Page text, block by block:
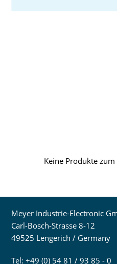
Keine Produkte
Meyer Industrie-Electronic
Carl-Bosch-Strasse 8-12
49525 Lengerich / Germany
Tel: +49 (0) 54 81 / 93 85 - 0